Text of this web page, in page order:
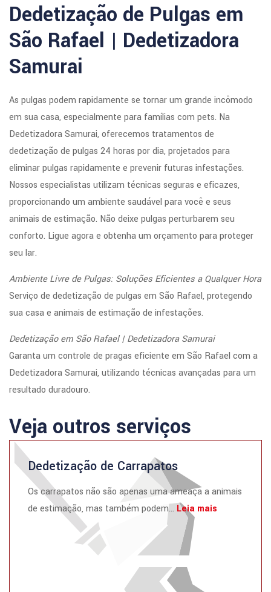
Dedetização de Pulgas em
São Rafael | Dedetizadora
Samurai
As pulgas podem rapidamente se tornar um grande incômodo
em sua casa, especialmente para famílias com pets. Na
Dedetizadora Samurai, oferecemos tratamentos de
dedetização de pulgas 24 horas por dia, projetados para
eliminar pulgas rapidamente e prevenir futuras infestações.
Nossos especialistas utilizam técnicas seguras e eficazes,
proporcionando um ambiente saudável para você e seus
animais de estimação. Não deixe pulgas perturbarem seu
conforto. Ligue agora e obtenha um orçamento para proteger
seu lar.
Ambiente Livre de Pulgas: Soluções Eficientes a Qualquer Hora
Serviço de dedetização de pulgas em São Rafael, protegendo
sua casa e animais de estimação de infestações.
Dedetização em São Rafael | Dedetizadora Samurai
Garanta um controle de pragas eficiente em São Rafael com a
Dedetizadora Samurai, utilizando técnicas avançadas para um
resultado duradouro.
Veja outros serviços
Dedetização de Carrapatos
Os carrapatos não são apenas uma ameaça a animais
de estimação, mas também podem... Leia mais